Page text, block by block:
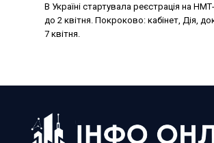
В Україні стартувала реєстрація на
до 2 квітня. Покроково: кабінет, Дія,
7 квітня.